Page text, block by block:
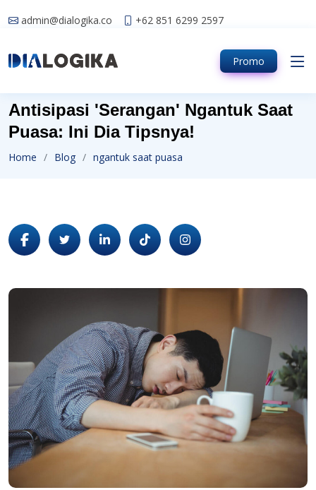
admin@dialogika.co +62 851 6299 2597
Promo
Antisipasi 'Serangan' Ngantuk Saat
Puasa: Ini Dia Tipsnya!
Home Blog ngantuk saat puasa